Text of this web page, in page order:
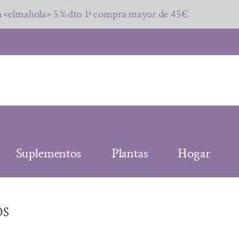
5% dto 1ª compra mayor de 45€
Suplementos Plantas Hogar